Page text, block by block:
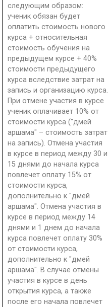
следующим образом:
ученик обязан будет
оплатить стоимость нового
курса + относительная
стоимость обучения на
предыдущем курсе + 40%
стоимости предыдущего
курса вследствие затрат на
запись и организацию курса.
При отмене участия в курсе
ученик оплачивает 10% от
стоимости курса ("дмей
аршама" – стоимость затрат
на запись). Отмена участия
в курсе в период между 30 и
15 днями до начала курса
повлечет оплату 15% от
стоимости курса,
дополнительно к "дмей
аршама". Отмена участия в
курсе в период между 14
днями и 1 днем до начала
курса повлечет оплату 30%
от стоимости курса,
дополнительно к "дмей
аршама". В случае отмены
участия в курсе в день
открытия курса, а также
после его начала повлечет